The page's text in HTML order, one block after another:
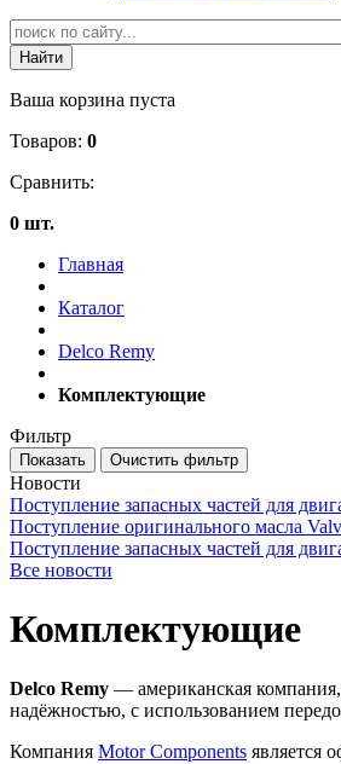
Ваша корзина пуста
Товаров: 0
Сравнить:
0 шт.
Главная
Каталог
Delco Remy
Комплектующие
Фильтр
Новости
Поступление запасных частей для
Поступление оригинального масла
Поступление запасных частей для
Все новости
Комплектующие
Delco Remy — американская
надёжностью, с использованием
Компания Motor Components является